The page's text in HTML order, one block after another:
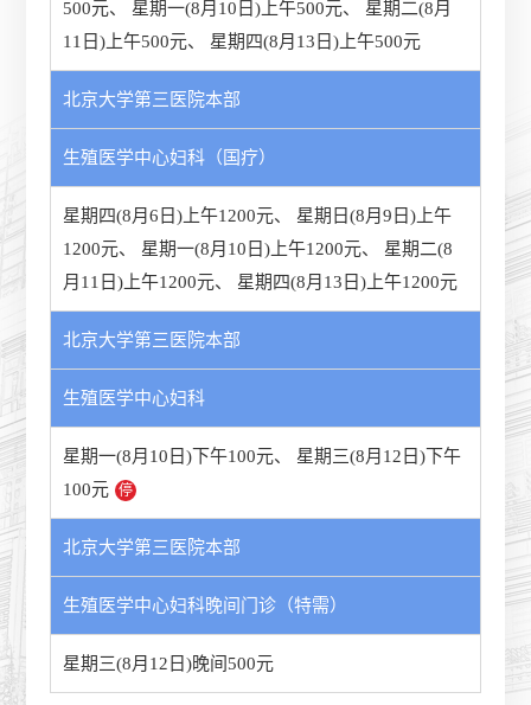
500元、 星期一(8月10日)上午500元、
星期二(8月
11日)上午500元、 星期四(8月13日)上午500元
北京大学第三医院本部
生殖医学中心妇科（国疗）
星期四(8月6日)上午1200元、
星期日(8月9日)上午
1200元、 星期一(8月10日)上午1200元、
星期二(8
月11日)上午1200元、 星期四(8月13日)上午1200元
北京大学第三医院本部
生殖医学中心妇科
星期一(8月10日)下午100元、
星期三(8月12日)下午
100元
停
北京大学第三医院本部
生殖医学中心妇科晚间门诊（特需）
星期三(8月12日)晚间500元